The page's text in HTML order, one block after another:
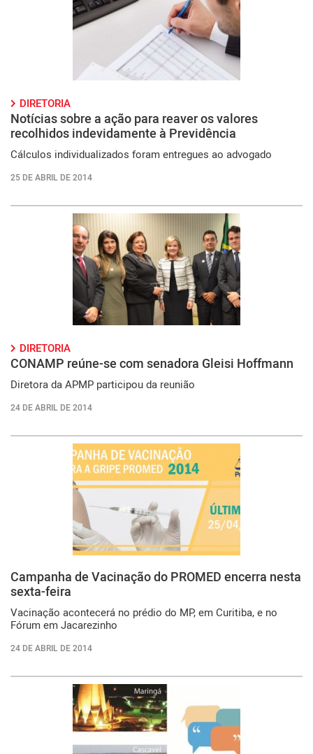
DIRETORIA
Notícias sobre a ação para reaver os valores
recolhidos indevidamente à Previdência
Cálculos individualizados foram entregues ao advogado
25 DE ABRIL DE 2014
DIRETORIA
CONAMP reúne-se com senadora Gleisi Hoffmann
Diretora da APMP participou da reunião
24 DE ABRIL DE 2014
Campanha de Vacinação do PROMED encerra nesta
sexta-feira
Vacinação acontecerá no prédio do MP, em Curitiba, e no
Fórum em Jacarezinho
24 DE ABRIL DE 2014